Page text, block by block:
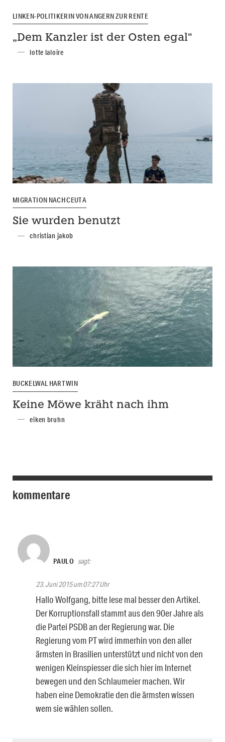
LINKEN-POLITIKERIN VON ANGERN ZUR RENTE
„Dem Kanzler ist der Osten egal“
lotte laloire
MIGRATION NACH CEUTA
Sie wurden benutzt
christian jakob
BUCKELWAL HARTWIN
Keine Möwe kräht nach ihm
eiken bruhn
kommentare
PAULO sagt:
23. Juni 2015 um 07:27 Uhr
Hallo Wolfgang, bitte lese mal besser den Artikel.
Der Korruptionsfall stammt aus den 90er Jahre als
die Partei PSDB an der Regierung war. Die
Regierung vom PT wird immerhin von den aller
ärmsten in Brasilien unterstützt und nicht von den
wenigen Kleinspiesser die sich hier im Internet
bewegen und den Schlaumeier machen. Wir
haben eine Demokratie den die ärmsten wissen
wem sie wählen sollen.